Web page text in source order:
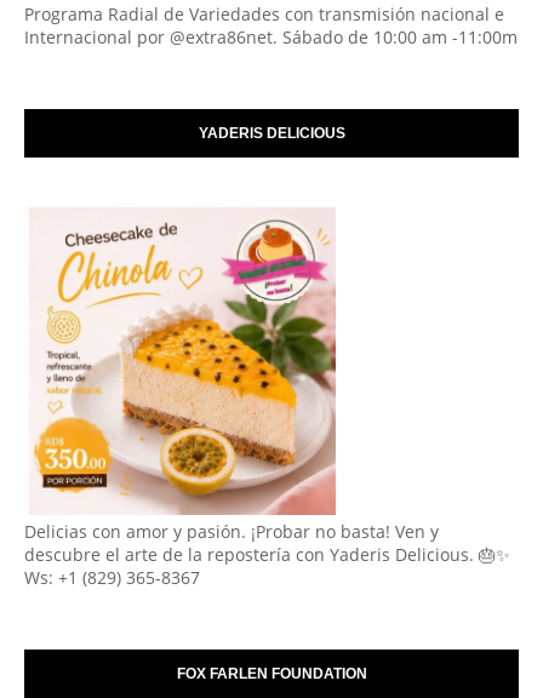
Programa Radial de Variedades con transmisión nacional e
Internacional por @extra86net. Sábado de 10:00 am -11:00m
YADERIS DELICIOUS
Delicias con amor y pasión. ¡Probar no basta! Ven y
descubre el arte de la repostería con Yaderis Delicious. 🎂✨
Ws: +1 (829) 365-8367
FOX FARLEN FOUNDATION